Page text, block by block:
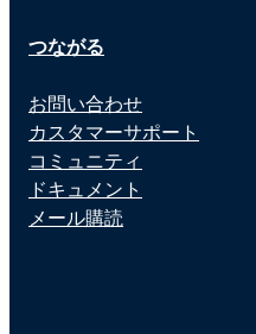
つながる
お問い合わせ
カスタマーサポート
コミュニティ
ドキュメント
メール購読